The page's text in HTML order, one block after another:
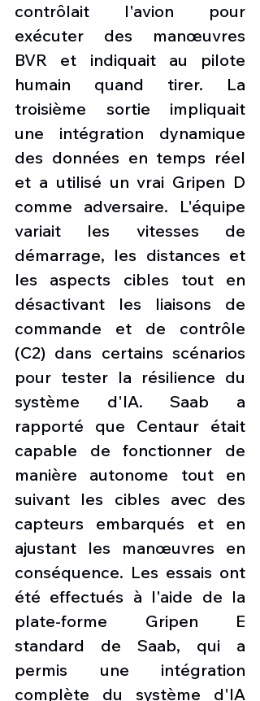
contrôlait l'avion pour
exécuter des manœuvres
BVR et indiquait au pilote
humain quand tirer. La
troisième sortie impliquait
une intégration dynamique
des données en temps réel
et a utilisé un vrai Gripen D
comme adversaire. L'équipe
variait les vitesses de
démarrage, les distances et
les aspects cibles tout en
désactivant les liaisons de
commande et de contrôle
(C2) dans certains scénarios
pour tester la résilience du
système d'IA. Saab a
rapporté que Centaur était
capable de fonctionner de
manière autonome tout en
suivant les cibles avec des
capteurs embarqués et en
ajustant les manœuvres en
conséquence. Les essais ont
été effectués à l'aide de la
plate-forme Gripen E
standard de Saab, qui a
permis une intégration
complète du système d'IA